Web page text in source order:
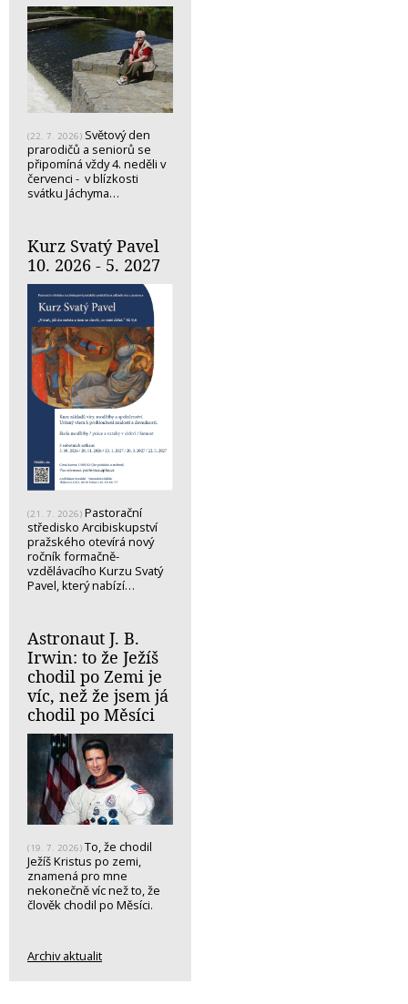
(22. 7. 2026) Světový den
prarodičů a seniorů se
připomíná vždy 4. neděli v
červenci - v blízkosti
svátku Jáchyma…
Kurz Svatý Pavel
10. 2026 - 5. 2027
(21. 7. 2026) Pastorační
středisko Arcibiskupství
pražského otevírá nový
ročník formačně-
vzdělávacího Kurzu Svatý
Pavel, který nabízí…
Astronaut J. B.
Irwin: to že Ježíš
chodil po Zemi je
víc, než že jsem já
chodil po Měsíci
(19. 7. 2026) To, že chodil
Ježíš Kristus po zemi,
znamená pro mne
nekonečně víc než to, že
člověk chodil po Měsíci.
Archiv aktualit